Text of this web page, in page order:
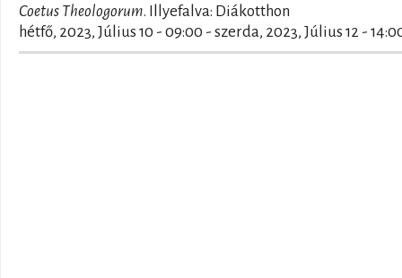
Coetus Theologorum. Illyefalva: Diákotthon
hétfő, 2023, Július 10 - 09:00 - szerda, 2023, Július 12 -